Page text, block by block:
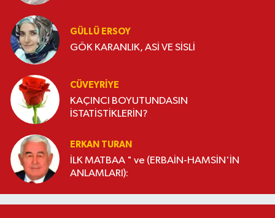
GÜLLÜ ERSOY
GÖK KARANLIK, ASİ VE SİSLİ
CÜVEYRIYE
KAÇINCI BOYUTUNDASIN
İSTATİSTİKLERİN?
ERKAN TURAN
İLK MATBAA " ve (ERBAİN-HAMSİN'İN
ANLAMLARI):